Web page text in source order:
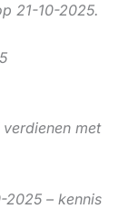
21-10-2025.
met
– kennis